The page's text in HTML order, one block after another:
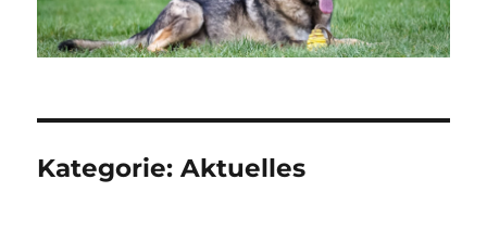
Kategorie:Aktuelles